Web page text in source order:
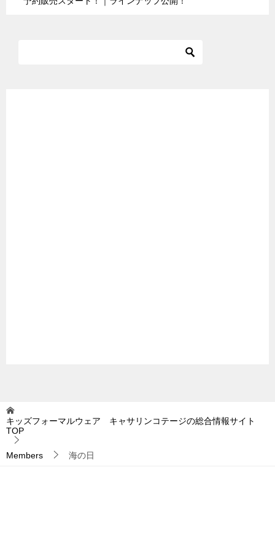
キッズフォーマルウェア キャサリンコテージの総合情報サイト
TOP
Members 海の日